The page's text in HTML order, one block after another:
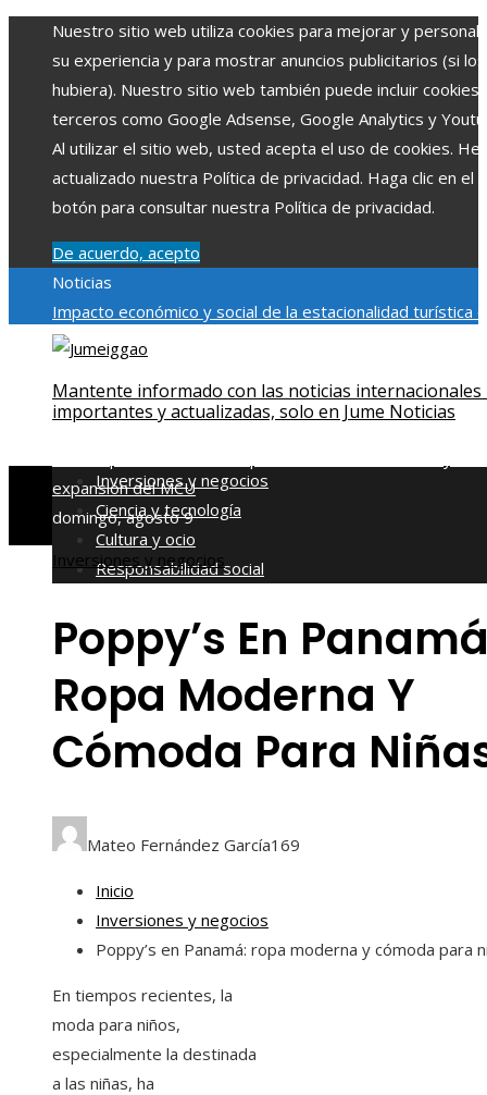
Nuestro sitio web utiliza cookies para mejorar y
su experiencia y para mostrar anuncios publicitarios (si los
hubiera). Nuestro sitio web también puede incluir cookies
terceros como Google Adsense, Google Analytics y
Al utilizar el sitio web, usted acepta el uso de cookies.
actualizado nuestra Política de privacidad. Haga clic en el
botón para consultar nuestra Política de privacidad.
De acuerdo, acepto
Noticias
Impacto económico y social de la estacionalidad turística
Montenegro
ambiental en comunidades chilenasDisney impulsa videos
cortos en TikTok para atraer a usuarios jóvenes
expansión del MCU
domingo, agosto 9
Mantente informado con las noticias internacionales
importantes y actualizadas, solo en Jume Noticias
Inversiones y negocios
Ciencia y tecnología
Cultura y ocio
Responsabilidad social
Inversiones y negocios
Poppy’s En
Ropa Moderna Y
Cómoda Para
Mateo Fernández García169
Inicio
Inversiones y negocios
Poppy’s en Panamá: ropa moderna y cómoda para
En tiempos recientes, la
moda para niños,
especialmente la destinada
a las niñas, ha